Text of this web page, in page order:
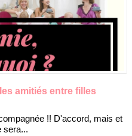
amitiés entre filles
!! D'accord, mais et
sera...